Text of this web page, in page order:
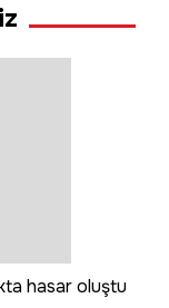
hasar oluştu